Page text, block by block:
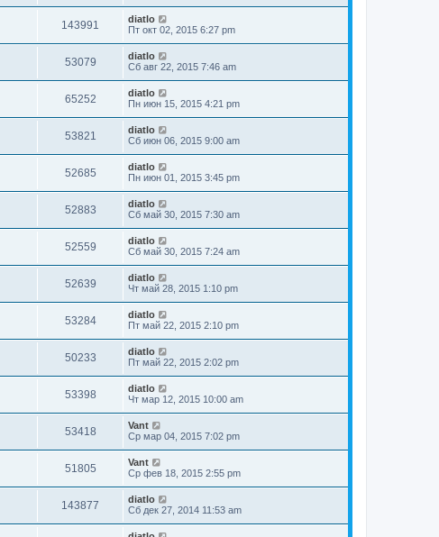
143991
diatlo
Пт окт 02, 2015 6:27 pm
53079
diatlo
Сб авг 22, 2015 7:46 am
65252
diatlo
Пн июн 15, 2015 4:21 pm
53821
diatlo
Сб июн 06, 2015 9:00 am
52685
diatlo
Пн июн 01, 2015 3:45 pm
52883
diatlo
Сб май 30, 2015 7:30 am
52559
diatlo
Сб май 30, 2015 7:24 am
52639
diatlo
Чт май 28, 2015 1:10 pm
53284
diatlo
Пт май 22, 2015 2:10 pm
50233
diatlo
Пт май 22, 2015 2:02 pm
53398
diatlo
Чт мар 12, 2015 10:00 am
53418
Vant
Ср мар 04, 2015 7:02 pm
51805
Vant
Ср фев 18, 2015 2:55 pm
143877
diatlo
Сб дек 27, 2014 11:53 am